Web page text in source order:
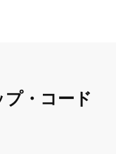
プ・コード